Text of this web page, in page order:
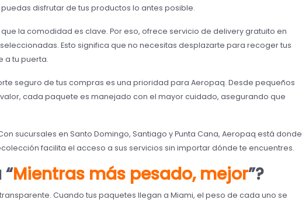
disfrutar de tus productos lo antes posible.
la comodidad es clave. Por eso, ofrece servicio de delivery gratuito en
Esto significa que no necesitas desplazarte para recoger tus
a tu puerta.
seguro de tus compras es una prioridad para Aeropaq. Desde pequeños
cada paquete es manejado con el mayor cuidado, asegurando que
sucursales en Santo Domingo, Santiago y Punta Cana, Aeropaq está donde
facilita el acceso a sus servicios sin importar dónde te encuentres.
Mientras más pesado, mejor”?
Cuando tus paquetes llegan a Miami, el peso de cada uno se